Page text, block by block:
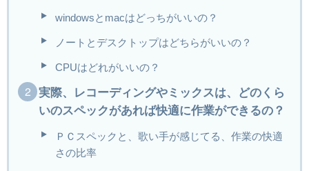
windowsとmacはどっちがいいの？
ノートとデスクトップはどちらがいいの？
CPUはどれがいいの？
実際、レコーディングやミックスは、どのくら
いのスペックがあれば快適に作業ができるの？
ＰＣスペックと、歌い手が感じてる、作業の快適
さの比率